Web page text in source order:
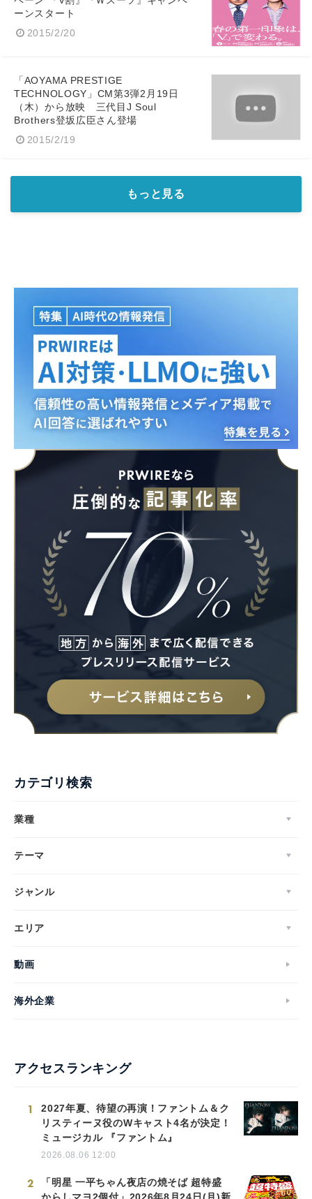
ーンスタート
2015/2/20
「AOYAMA PRESTIGE
TECHNOLOGY」CM第3弾2月19日
（木）から放映 三代目J Soul
Brothers登坂広臣さん登場
2015/2/19
もっと見る
カテゴリ検索
業種
テーマ
ジャンル
エリア
動画
海外企業
アクセスランキング
1
2027年夏、待望の再演！ファントム＆ク
リスティーヌ役のWキャスト4名が決定！
ミュージカル 『ファントム』
2026.08.06 12:00
2
「明星 一平ちゃん夜店の焼そば 超特盛